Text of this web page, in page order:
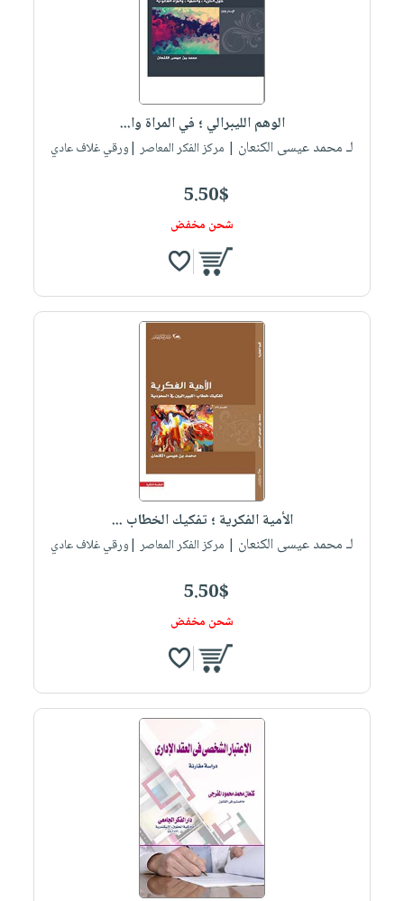
الوهم الليبرالي ؛ في المراة وا...
لـ محمد عيسى الكنعان | مركز الفكر المعاصر |ورقي غلاف عادي
5.50$
شحن مخفض
الأمية الفكرية ؛ تفكيك الخطاب ...
لـ محمد عيسى الكنعان | مركز الفكر المعاصر |ورقي غلاف عادي
5.50$
شحن مخفض